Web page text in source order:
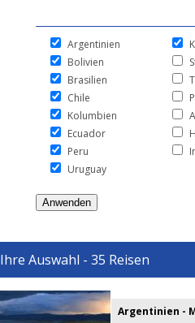
Argentinien
Bolivien
Brasilien
Chile
Kolumbien
Ecuador
Peru
Uruguay
Ihre Auswahl - 35 Reisen
Argentinien -